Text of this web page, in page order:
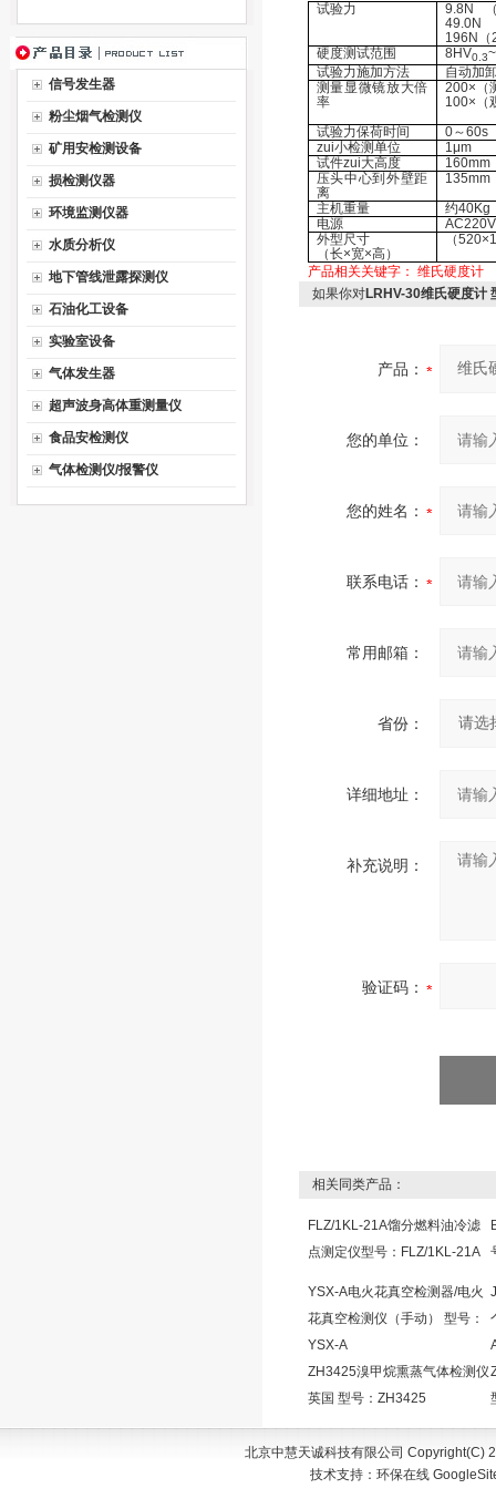
信号发生器
粉尘烟气检测仪
矿用安检测设备
损检测仪器
环境监测仪器
水质分析仪
地下管线泄露探测仪
石油化工设备
实验室设备
气体发生器
超声波身高体重测量仪
食品安检测仪
气体检测仪/报警仪
试验力
9.8N
196N（
硬度测试范围
8HV0.3
试验力施加方法
自动加
测量显微镜放大倍
率
200×
100×
试验力保荷时间
0～60s
zui小检测单位
1μm
试件zui大高度
160mm
压头中心到外壁距
离
135mm
主机重量
约40Kg
电源
外型尺寸
（长×宽×高）
（
产品相关关键字： 维氏硬度计
如果你对LRHV-30维氏硬度计
产品：
您的单位：
您的姓名：
联系电话：
常用邮箱：
省份：
详细地址：
补充说明：
验证码：
相关同类产品：
FLZ/1KL-21A馏分燃料油冷滤
点测定仪型号：FLZ/1KL-21A
YSX-A电火花真空检测器/电火
花真空检测仪（手动） 型号：
YSX-A
ZH3425溴甲烷熏蒸气体检测仪
英国 型号：ZH3425
北京中慧天诚科技有限公司
技术支持： 环保在线